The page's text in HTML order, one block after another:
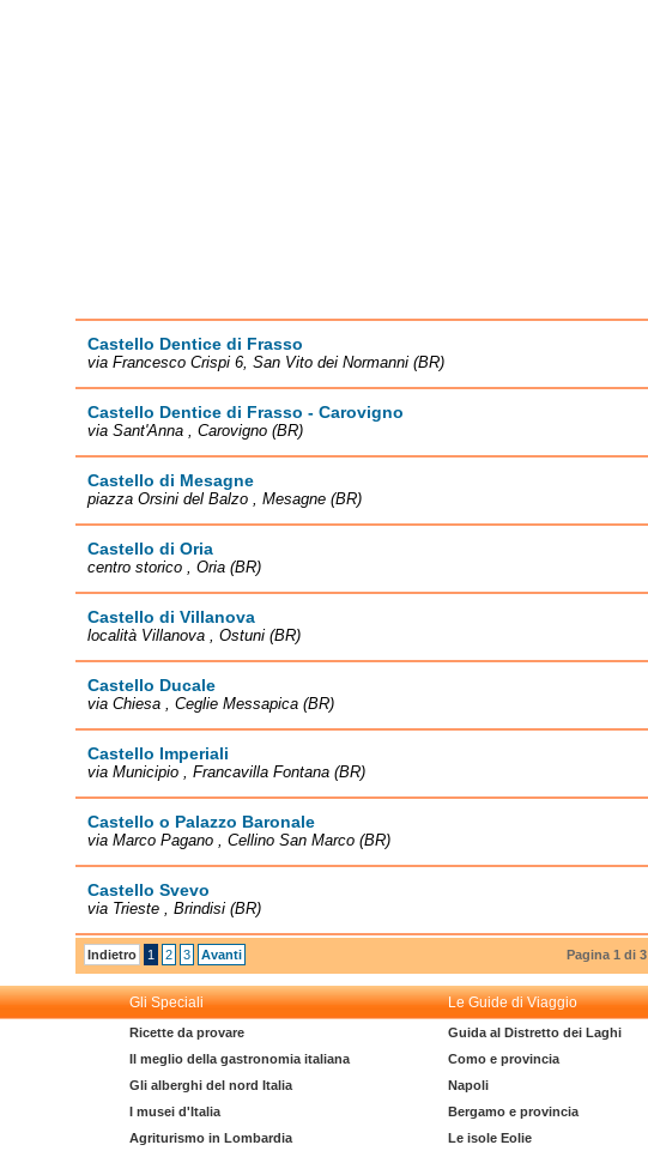
Castello Dentice di Frasso
via Francesco Crispi 6, San Vito dei Normanni (BR)
Castello Dentice di Frasso - Carovigno
via Sant'Anna , Carovigno (BR)
Castello di Mesagne
piazza Orsini del Balzo , Mesagne (BR)
Castello di Oria
centro storico , Oria (BR)
Castello di Villanova
località Villanova , Ostuni (BR)
Castello Ducale
via Chiesa , Ceglie Messapica (BR)
Castello Imperiali
via Municipio , Francavilla Fontana (BR)
Castello o Palazzo Baronale
via Marco Pagano , Cellino San Marco (BR)
Castello Svevo
via Trieste , Brindisi (BR)
Indietro 1 2 3 Avanti Pagina 1 di 3
Gli Speciali Le Guide di Viaggio
Ricette da provare
Il meglio della gastronomia italiana
Gli alberghi del nord Italia
I musei d'Italia
Agriturismo in Lombardia
Guida al Distretto dei Laghi
Como e provincia
Napoli
Bergamo e provincia
Le isole Eolie